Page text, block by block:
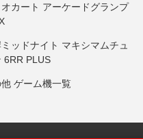
カート アーケードグランプ
ッドナイト マキシマムチュ
6RR PLUS
ゲーム機一覧